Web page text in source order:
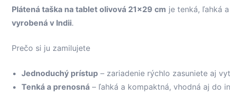
Plátená taška na tablet olivová 21×29 cm je tenká, ľahká
vyrobená v Indii.
Prečo si ju zamilujete
Jednoduchý prístup – zariadenie rýchlo zasuniete aj
Tenká a prenosná – ľahká a kompaktná, vhodná aj do